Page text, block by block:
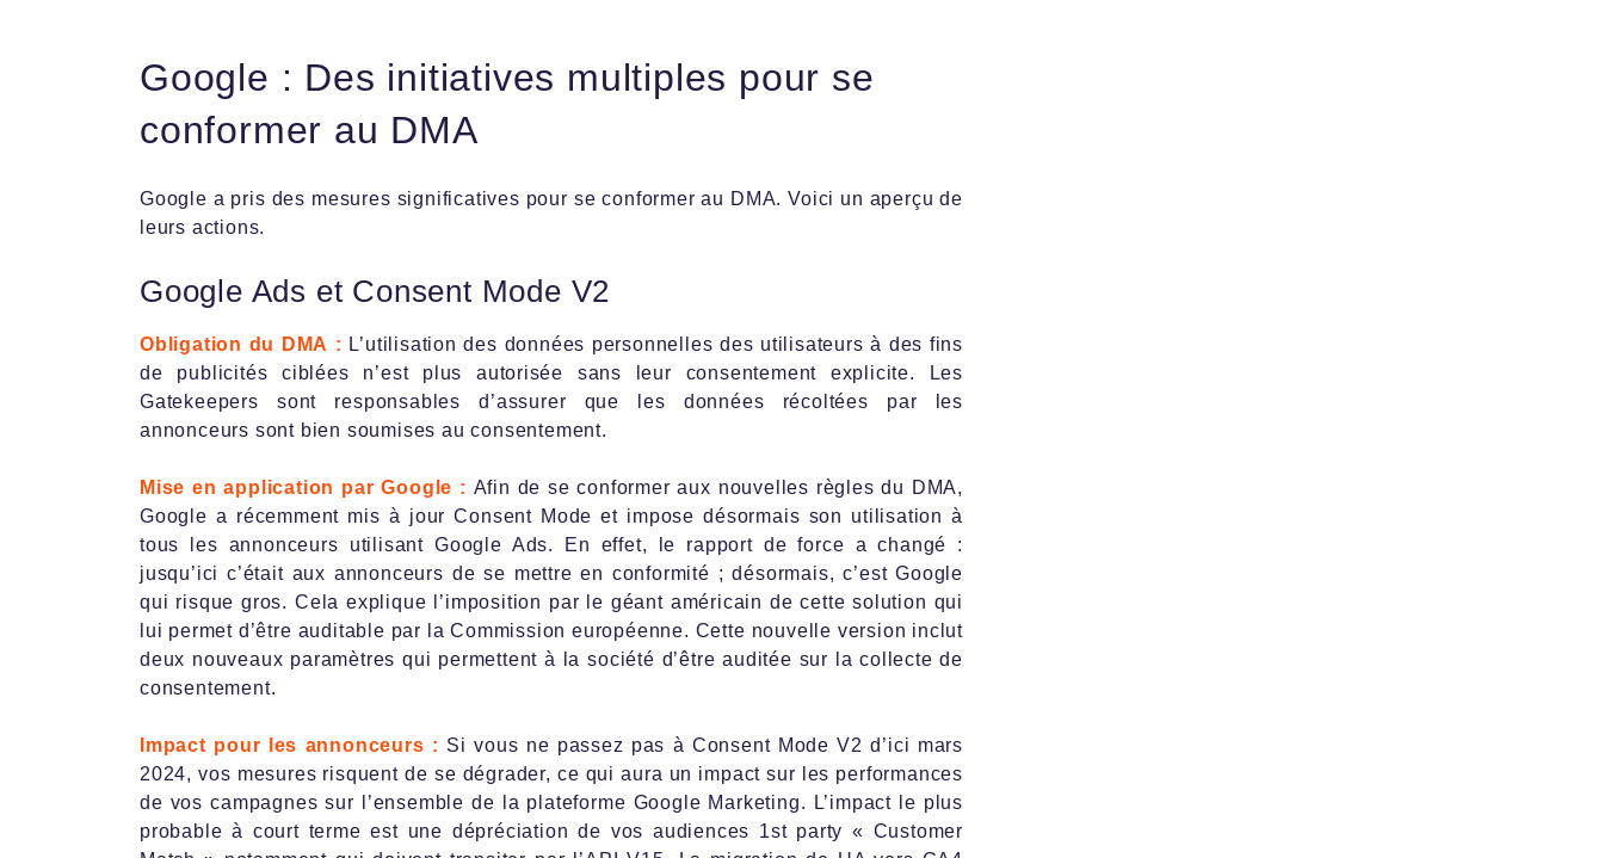
Google : Des initiatives multiples pour se
conformer au DMA
Google a pris des mesures significatives pour se conformer au DMA. Voici un aperçu de
leurs actions.
Google Ads et Consent Mode V2
Obligation du DMA : L’utilisation des données personnelles des utilisateurs à des fins
de publicités ciblées n’est plus autorisée sans leur consentement explicite. Les
Gatekeepers sont responsables d’assurer que les données récoltées par les
annonceurs sont bien soumises au consentement.
Mise en application par Google : Afin de se conformer aux nouvelles règles du DMA,
Google a récemment mis à jour Consent Mode et impose désormais son utilisation à
tous les annonceurs utilisant Google Ads. En effet, le rapport de force a changé :
jusqu’ici c’était aux annonceurs de se mettre en conformité ; désormais, c’est Google
qui risque gros. Cela explique l’imposition par le géant américain de cette solution qui
lui permet d’être auditable par la Commission européenne. Cette nouvelle version inclut
deux nouveaux paramètres qui permettent à la société d’être auditée sur la collecte de
consentement.
Impact pour les annonceurs : Si vous ne passez pas à Consent Mode V2 d’ici mars
2024, vos mesures risquent de se dégrader, ce qui aura un impact sur les performances
de vos campagnes sur l’ensemble de la plateforme Google Marketing. L’impact le plus
probable à court terme est une dépréciation de vos audiences 1st party « Customer